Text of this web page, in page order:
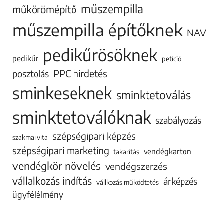
műkörömépítő műszempilla
műszempilla építőknek NAV
pedikűr pedikűrösöknek petíció
posztolás PPC hirdetés
sminkeseknek sminktetoválás
sminktetoválóknak szabályozás
szakmai vita
szépségipari képzés
szépségipari marketing takarítás vendégkarton
vendégkör növelés vendégszerzés
vállalkozás indítás vállkozás működtetés árképzés
ügyfélélmény